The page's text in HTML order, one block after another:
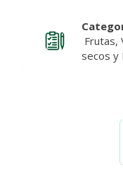
Frutas,
secos y